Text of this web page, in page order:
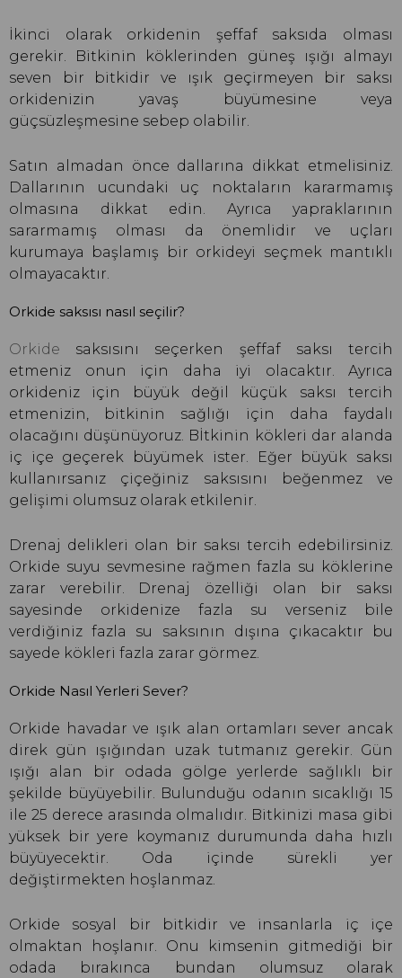
İkinci olarak orkidenin şeffaf saksıda olması
gerekir. Bitkinin köklerinden güneş ışığı almayı
seven bir bitkidir ve ışık geçirmeyen bir saksı
orkidenizin yavaş büyümesine veya
güçsüzleşmesine sebep olabilir.
Satın almadan önce dallarına dikkat etmelisiniz.
Dallarının ucundaki uç noktaların kararmamış
olmasına dikkat edin. Ayrıca yapraklarının
sararmamış olması da önemlidir ve uçları
kurumaya başlamış bir orkideyi seçmek mantıklı
olmayacaktır.
Orkide saksısı nasıl seçilir?
Orkide saksısını seçerken şeffaf saksı tercih
etmeniz onun için daha iyi olacaktır. Ayrıca
orkideniz için büyük değil küçük saksı tercih
etmenizin, bitkinin sağlığı için daha faydalı
olacağını düşünüyoruz. Bİtkinin kökleri dar alanda
iç içe geçerek büyümek ister. Eğer büyük saksı
kullanırsanız çiçeğiniz saksısını beğenmez ve
gelişimi olumsuz olarak etkilenir.
Drenaj delikleri olan bir saksı tercih edebilirsiniz.
Orkide suyu sevmesine rağmen fazla su köklerine
zarar verebilir. Drenaj özelliği olan bir saksı
sayesinde orkidenize fazla su verseniz bile
verdiğiniz fazla su saksının dışına çıkacaktır bu
sayede kökleri fazla zarar görmez.
Orkide Nasıl Yerleri Sever?
Orkide havadar ve ışık alan ortamları sever ancak
direk gün ışığından uzak tutmanız gerekir. Gün
ışığı alan bir odada gölge yerlerde sağlıklı bir
şekilde büyüyebilir. Bulunduğu odanın sıcaklığı 15
ile 25 derece arasında olmalıdır. Bitkinizi masa gibi
yüksek bir yere koymanız durumunda daha hızlı
büyüyecektir. Oda içinde sürekli yer
değiştirmekten hoşlanmaz.
Orkide sosyal bir bitkidir ve insanlarla iç içe
olmaktan hoşlanır. Onu kimsenin gitmediği bir
odada bırakınca bundan olumsuz olarak